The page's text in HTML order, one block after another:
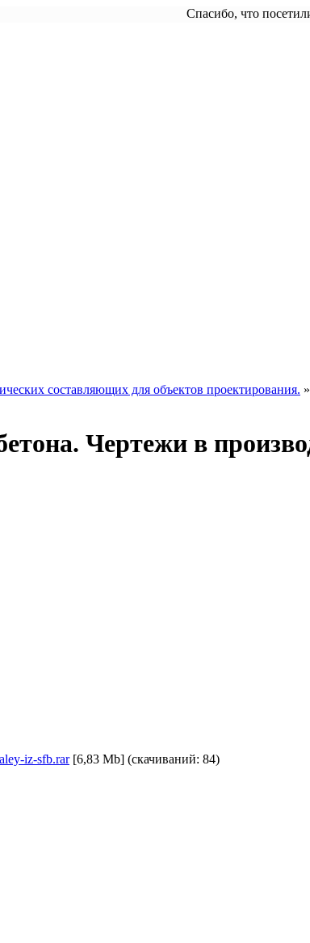
Спасибо, что
составляющих для объектов проектирования.
Чертежи в
iz-sfb.rar[6,83 Mb] (cкачиваний: 84)